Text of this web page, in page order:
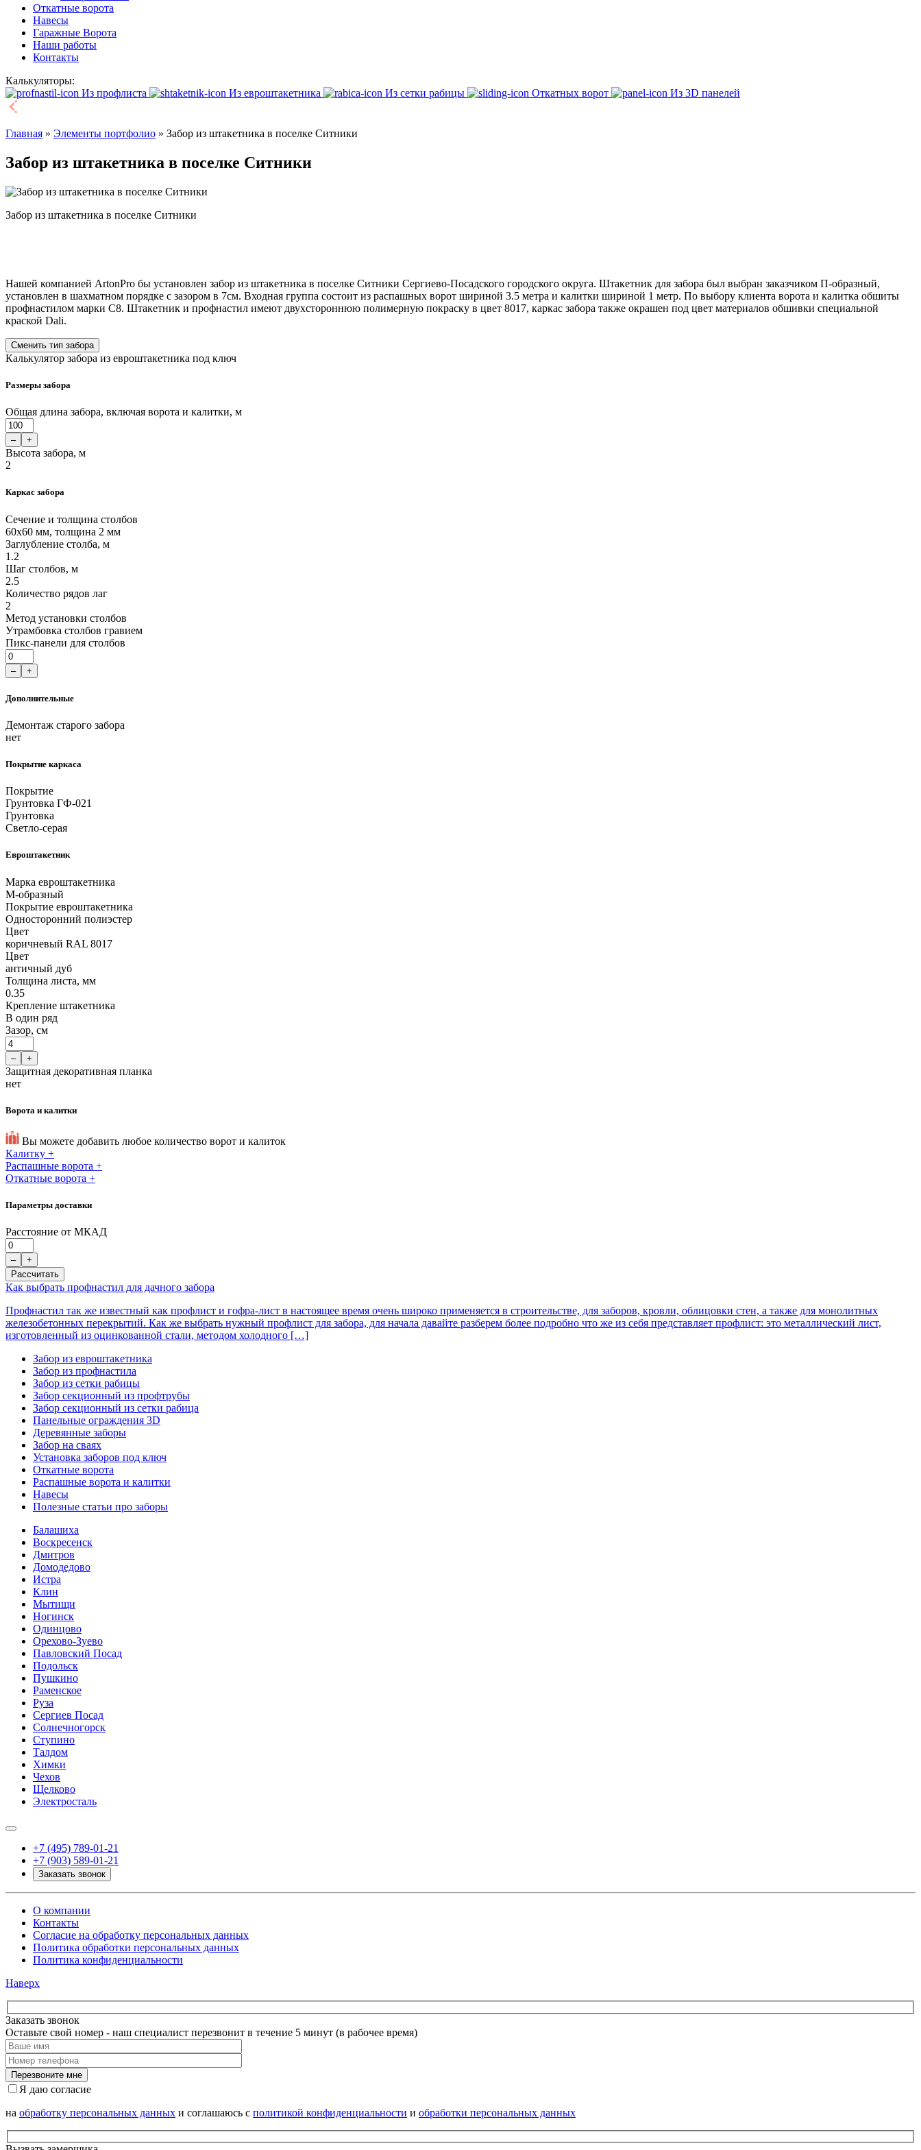
Откатные ворота
Навесы
Гаражные Ворота
Наши работы
Контакты
Калькуляторы:
Из профлиста
Из евроштакетника Из сетки рабицы Откатных ворот Из 3D панелей
Главная » Элементы портфолио » Забор из штакетника в поселке Ситники
Забор из штакетника в поселке Ситники
Забор из штакетника в поселке Ситники
Нашей компанией ArtonPro бы установлен забор из штакетника в поселке Ситники Сергиево-Посадского городского округа. Штакетник для забора был выбран заказчиком П-образный,
установлен в шахматном порядке с зазором в 7см. Входная группа состоит из распашных ворот шириной 3.5 метра и калитки шириной 1 метр. По выбору клиента ворота и калитка обшиты
профнастилом марки С8. Штакетник и профнастил имеют двухстороннюю полимерную покраску в цвет 8017, каркас забора также окрашен под цвет материалов обшивки специальной
краской Dali.
Сменить тип забора
Калькулятор забора из евроштакетника под ключ
Размеры забора
Общая длина забора, включая ворота и калитки, м
– +
Высота забора, м
2
Каркас забора
Сечение и толщина столбов
60x60 мм, толщина 2 мм
Заглубление столба, м
1.2
Шаг столбов, м
2.5
Количество рядов лаг
2
Метод установки столбов
Утрамбовка столбов гравием
Пикс-панели для столбов
– +
Дополнительные
Демонтаж старого забора
нет
Покрытие каркаса
Покрытие
Грунтовка ГФ-021
Грунтовка
Светло-серая
Евроштакетник
Марка евроштакетника
М-образный
Покрытие евроштакетника
Односторонний полиэстер
Цвет
коричневый RAL 8017
Цвет
античный дуб
Толщина листа, мм
0.35
Крепление штакетника
В один ряд
Зазор, см
– +
Защитная декоративная планка
нет
Ворота и калитки
Вы можете добавить любое количество ворот и калиток
Калитку +
Распашные ворота +
Откатные ворота +
Параметры доставки
Расстояние от МКАД
–
+
Рассчитать
Как выбрать профнастил для дачного забора
Профнастил так же известный как профлист и гофра-лист в настоящее время очень широко применяется в строительстве, для заборов, кровли, облицовки стен, а также для монолитных
железобетонных перекрытий. Как же выбрать нужный профлист для забора, для начала давайте разберем более подробно что же из себя представляет профлист: это металлический лист,
изготовленный из оцинкованной стали, методом холодного […]
Забор из евроштакетника
Забор из профнастила
Забор из сетки рабицы
Забор секционный из профтрубы
Забор секционный из сетки рабица
Панельные ограждения 3D
Деревянные заборы
Забор на сваях
Установка заборов под ключ
Откатные ворота
Распашные ворота и калитки
Навесы
Полезные статьи про заборы
Балашиха
Воскресенск
Дмитров
Домодедово
Истра
Клин
Мытищи
Ногинск
Одинцово
Орехово-Зуево
Павловский Посад
Подольск
Пушкино
Раменское
Руза
Сергиев Посад
Солнечногорск
Ступино
Талдом
Химки
Чехов
Щелково
Электросталь
+7 (495) 789-01-21
+7 (903) 589-01-21
Заказать звонок
О компании
Контакты
Согласие на обработку персональных данных
Политика обработки персональных данных
Политика конфиденциальности
Наверх
Заказать звонок
Оставьте свой номер - наш специалист перезвонит в течение 5 минут (в рабочее время)
Я даю согласие
на обработку персональных данных и соглашаюсь с политикой конфиденциальности и обработки персональных данных